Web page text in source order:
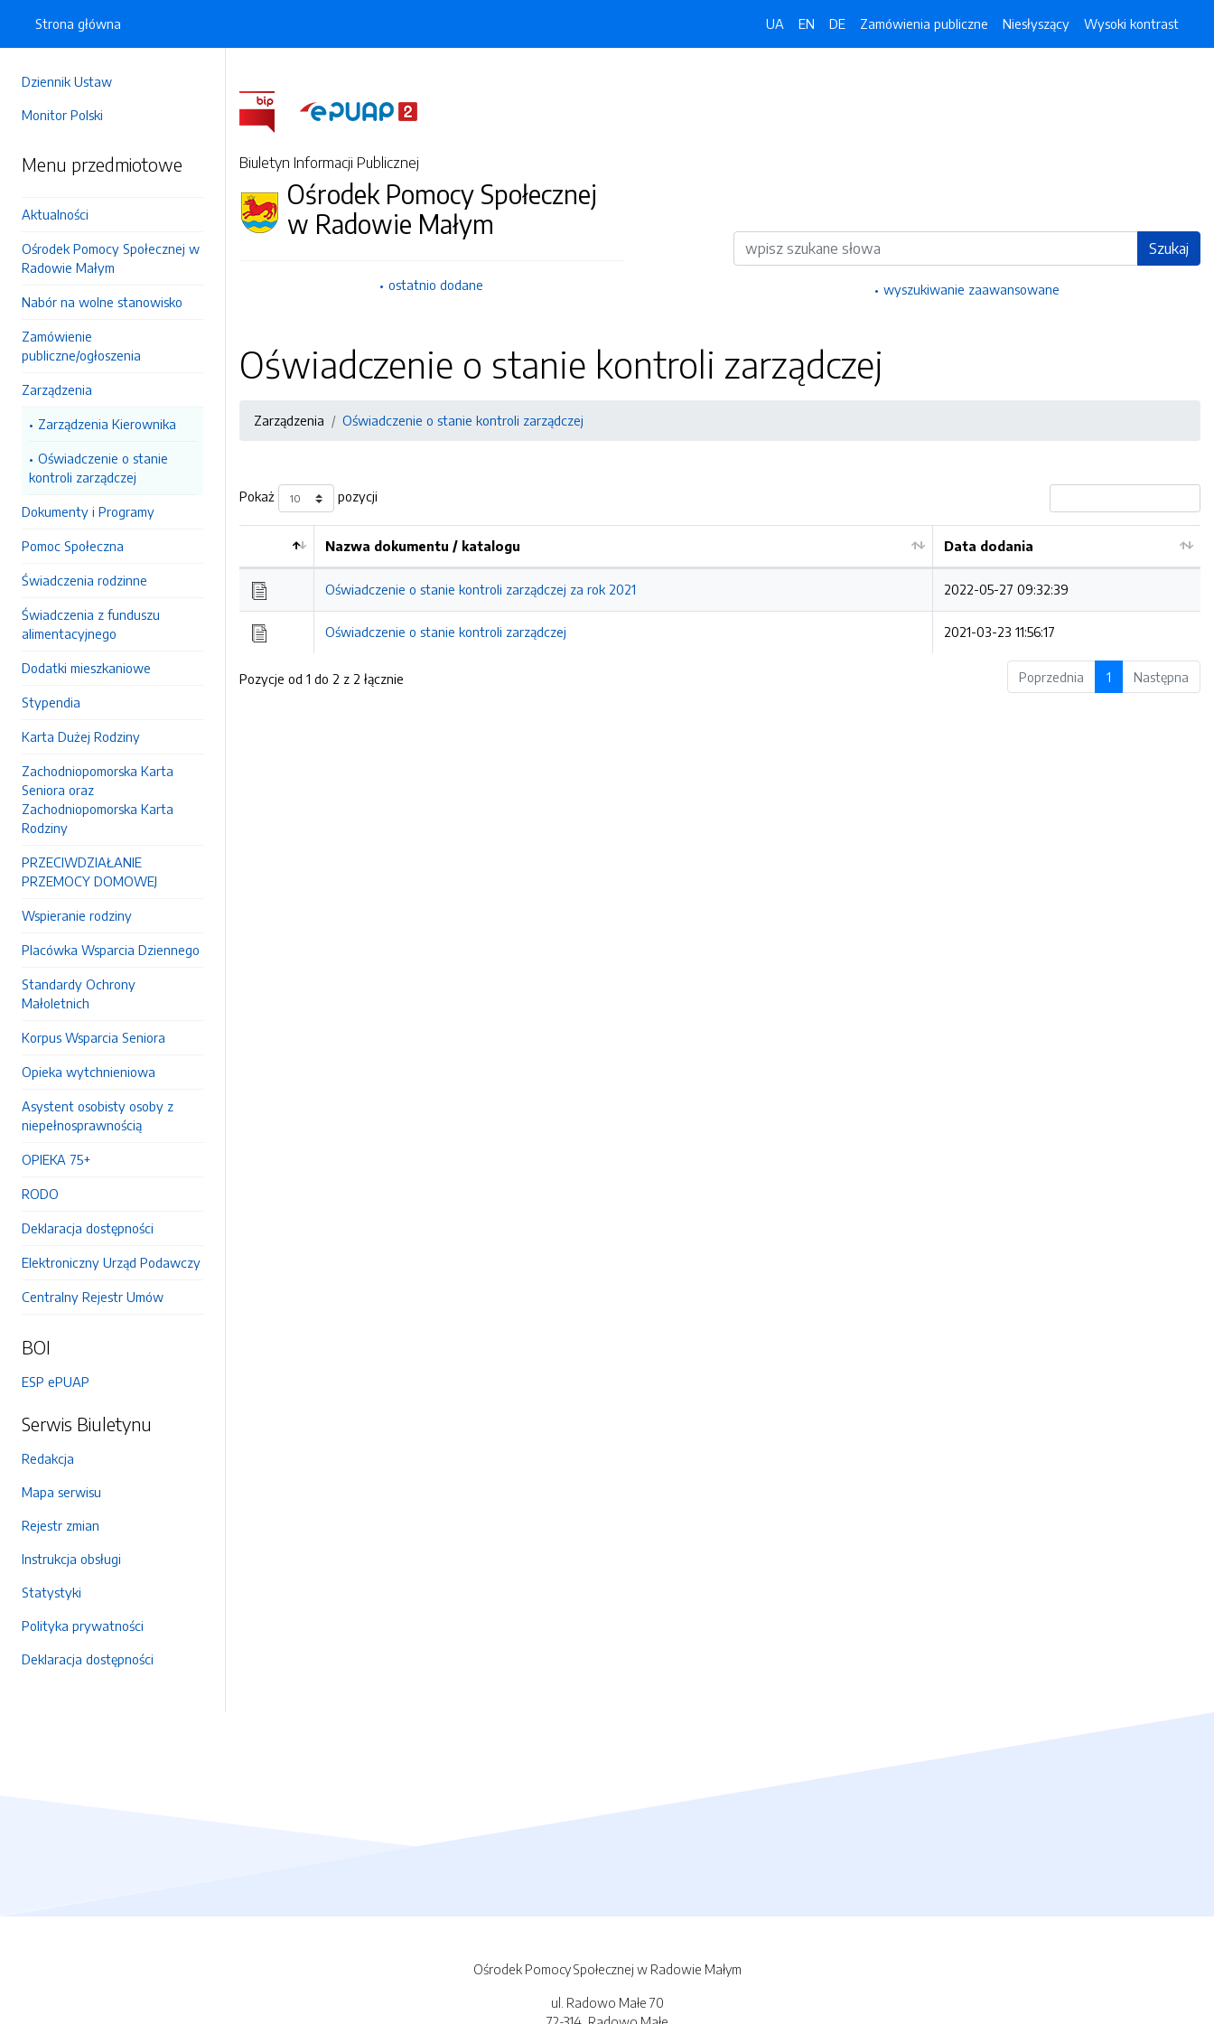
Dziennik Ustaw
Monitor Polski
Menu przedmiotowe
Aktualności
Ośrodek Pomocy Społecznej w
Radowie Małym
Nabór na wolne stanowisko
Zamówienie
publiczne/ogłoszenia
Zarządzenia
Zarządzenia Kierownika
Oświadczenie o stanie
kontroli zarządczej
Dokumenty i Programy
Pomoc Społeczna
Świadczenia rodzinne
Świadczenia z funduszu
alimentacyjnego
Dodatki mieszkaniowe
Stypendia
Karta Dużej Rodziny
Zachodniopomorska Karta
Seniora oraz
Zachodniopomorska Karta
Rodziny
PRZECIWDZIAŁANIE
PRZEMOCY DOMOWEJ
Wspieranie rodziny
Placówka Wsparcia Dziennego
Standardy Ochrony
Małoletnich
Korpus Wsparcia Seniora
Opieka wytchnieniowa
Asystent osobisty osoby z
niepełnosprawnością
OPIEKA 75+
RODO
Deklaracja dostępności
Elektroniczny Urząd Podawczy
Centralny Rejestr Umów
BOI
ESP ePUAP
Serwis Biuletynu
Redakcja
Mapa serwisu
Rejestr zmian
Instrukcja obsługi
Statystyki
Polityka prywatności
Deklaracja dostępności
Strona główna UA EN DE Zamówienia publiczne Niesłyszący Wysoki kontrast
Biuletyn Informacji Publicznej
Ośrodek Pomocy Społecznej
w Radowie Małym
ostatnio dodane
Wyszukiwarka Szukaj
wyszukiwanie zaawansowane
Oświadczenie o stanie kontroli zarządczej
Zarządzenia Oświadczenie o stanie kontroli zarządczej
Pokaż pozycji
Kolejność
Nazwa dokumentu / katalogu Data dodania
Oświadczenie o stanie kontroli zarządczej za rok 2021 2022-05-27 09:32:39
Oświadczenie o stanie kontroli zarządczej 2021-03-23 11:56:17
Pozycje od 1 do 2 z 2 łącznie Poprzednia 1 Następna
Ośrodek Pomocy Społecznej w Radowie Małym
ul. Radowo Małe 70